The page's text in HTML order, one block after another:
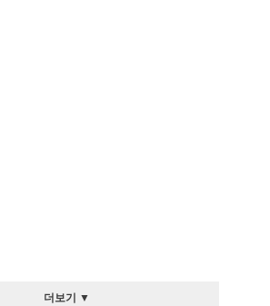
더보기 ▼